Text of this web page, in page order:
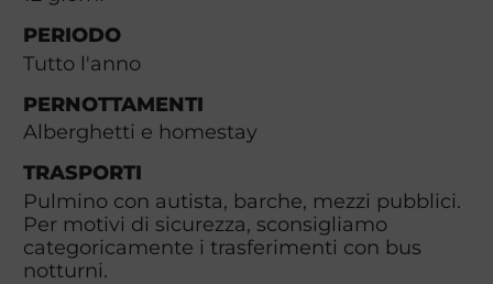
PERIODO
Tutto l'anno
PERNOTTAMENTI
Alberghetti e homestay
TRASPORTI
Pulmino con autista, barche, mezzi pubblici.
Per motivi di sicurezza, sconsigliamo
categoricamente i trasferimenti con bus
notturni.